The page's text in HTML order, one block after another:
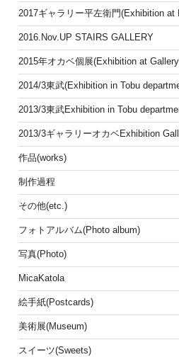
2017ギャラリー平左衛門(Exhibition at
2016.Nov.UP STAIRS GALLERY
2015年オカベ個展(Exhibition at
2014/3東武(Exhibition in Tobu
2013/3東武Exhibition in Tobu
2013/3ギャラリーオカベExhibition
作品(works)
制作過程
その他(etc.)
フォトアルバム(Photo album)
写真(Photo)
MicaKatola
絵手紙(Postcards)
美術展(Museum)
スイーツ(Sweets)